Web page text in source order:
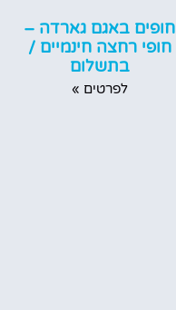
חופים באגם גארדה –
חופי רחצה חינמיים /
בתשלום
לפרטים »